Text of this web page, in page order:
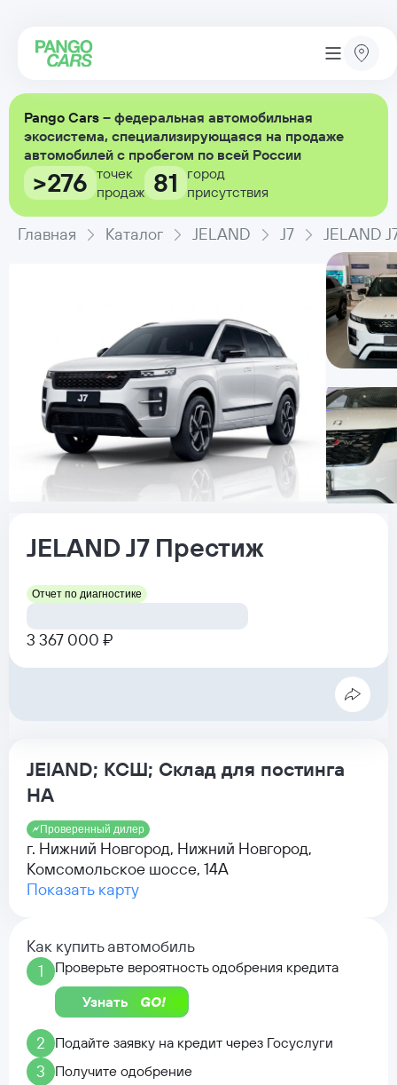
Pango Cars – федеральная автомобильная
экосистема, специализирующаяся на продаже
автомобилей с пробегом по всей России
>276 точек
продаж 81
город
присутствия
Главная Каталог JELAND J7 JELAND
JELANDJ7 Престиж
Отчет по диагностике
3 367 000 ₽
JElAND; КСШ; Склад для постинга
НА
Проверенный дилер
г. Нижний Новгород, Нижний Новгород,
Комсомольское шоссе, 14А
Показать карту
Как купить автомобиль
1
Проверьте вероятность одобрения кредита
Узнать
2 Подайте заявку на кредит через Госуслуги
3 Получите одобрение